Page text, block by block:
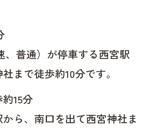
、普通）が停車する西宮駅
まで徒歩約10分です。
15分
ら、南口を出て西宮神社ま